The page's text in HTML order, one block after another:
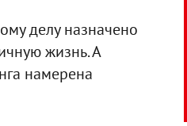
делу назначено
жизнь. А
намерена